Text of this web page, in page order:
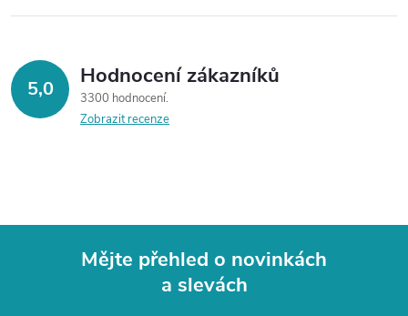
5,0 Hodnocení zákazníků
3300 hodnocení
Zobrazit recenze
Mějte přehled o novinkách
a slevách